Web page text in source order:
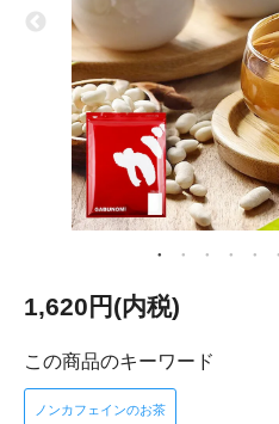
1,620円(内税)
この商品のキーワード
ノンカフェインのお茶